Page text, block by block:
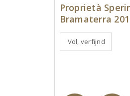
Proprietà
Bramaterra
Vol, verfijnd